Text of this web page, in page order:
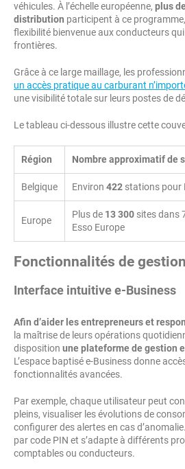
véhicules. À l’échelle européenne, plus
distribution participent à ce
flexibilité bienvenue aux conducteurs
frontières.
Grâce à ce large maillage, les
un accès pratique au carburant
une visibilité totale sur leurs postes de
Le tableau ci-dessous illustre cette
Région Nombre approximatif de
Belgique Environ 422 stations pour
Europe
Plus de 13 300 sites dans
Esso Europe
Fonctionnalités de
Interface intuitive e-Business
Afin d’aider les entrepreneurs et
la maîtrise de leurs opérations
disposition une plateforme de gestion
L’espace baptisé e-Business donne
fonctionnalités avancées.
Par exemple, chaque utilisateur peut
pleins, visualiser les évolutions de
configurer des alertes en cas
par code PIN et s’adapte à différents
comptables ou conducteurs.